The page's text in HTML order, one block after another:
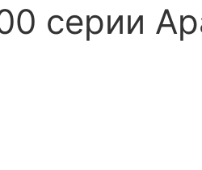
серии